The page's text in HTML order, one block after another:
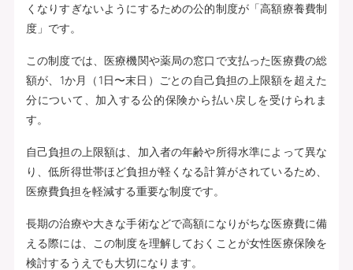
くなりすぎないようにするための公的制度が「高額療養費制
度」です。
この制度では、医療機関や薬局の窓口で支払った医療費の総
額が、1か月（1日〜末日）ごとの自己負担の上限額を超えた
分について、加入する公的保険から払い戻しを受けられま
す。
自己負担の上限額は、加入者の年齢や所得水準によって異な
り、低所得世帯ほど負担が軽くなる計算がされているため、
医療費負担を軽減する重要な制度です。
長期の治療や大きな手術などで高額になりがちな医療費に備
える際には、この制度を理解しておくことが女性医療保険を
検討するうえでも大切になります。